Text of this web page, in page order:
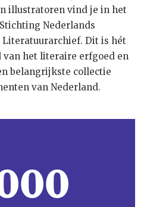
illustratoren vind je in het
Nederlands
Dit is hét
het literaire erfgoed en
belangrijkste collectie
van Nederland.